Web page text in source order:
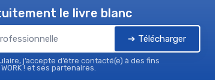
le livre blanc
➔ Télécharger
j’accepte d’être contacté(e) à des fins
! et ses partenaires.